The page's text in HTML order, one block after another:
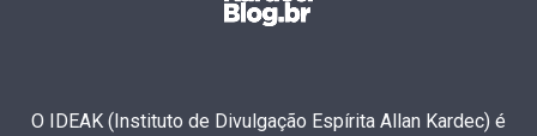
O IDEAK (Instituto de Divulgação Espírita Allan Kardec) é